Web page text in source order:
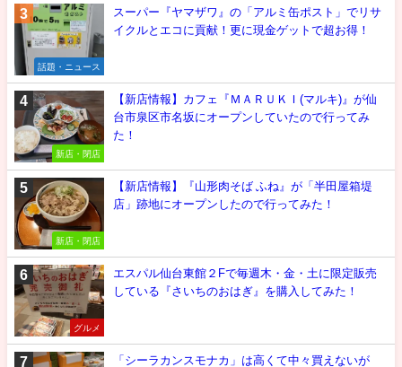
話題・ニュース
スーパー『ヤマザワ』の「アルミ缶ポスト」でリサ
イクルとエコに貢献！更に現金ゲットで超お得！
新店・閉店
【新店情報】カフェ『ＭＡＲＵＫＩ(マルキ)』が仙
台市泉区市名坂にオープンしていたので行ってみ
た！
新店・閉店
【新店情報】『山形肉そば ふね』が「半田屋箱堤
店」跡地にオープンしたので行ってみた！
グルメ
エスパル仙台東館２Fで毎週木・金・土に限定販売
している『さいちのおはぎ』を購入してみた！
「シーラカンスモナカ」は高くて中々買えないが